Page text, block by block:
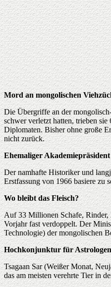
Mord an mongolischen
Die Übergriffe an der
schwer verletzt hatten, trieben
Diplomaten. Bisher ohne große
nicht zurück.
Ehemaliger
Der namhafte Historiker und
Erstfassung von 1966 basiere zu
Wo bleibt das Fleisch?
Auf 33 Millionen Schafe, Rinder,
Vorjahr fast verdoppelt. Der
Technologie) der mongolischen
Hochkonjunktur für
Tsagaan Sar (Weißer Monat,
das am meisten verehrte Tier in